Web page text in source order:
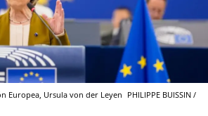
Europea, Ursula von der Leyen PHILIPPE BUISSIN /